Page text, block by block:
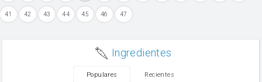
41 42 43 44 45 46 47
Ingredientes
Populares Recientes